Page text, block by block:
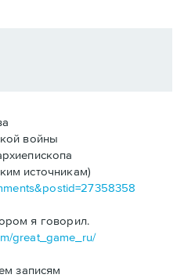
войны
источникам)
я говорил.
great_game_ru/
записям